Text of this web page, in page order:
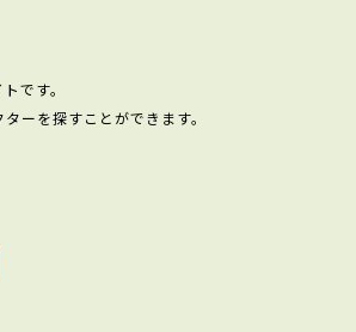
です。
ーを探すことができます。